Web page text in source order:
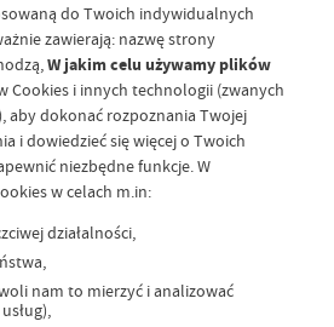
do Twoich indywidualnych
zawierają: nazwę strony
W jakim celu używamy plików
Cookies i innych technologii (zwanych
aby dokonać rozpoznania Twojej
i dowiedzieć się więcej o Twoich
niezbędne funkcje. W
w celach m.in:
działalności,
nam to mierzyć i analizować